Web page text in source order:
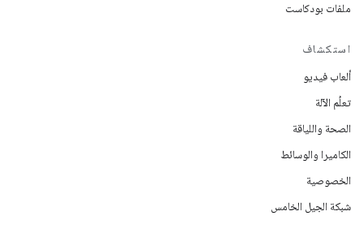
ملفات بودكاست
استكشاف
ألعاب فيديو
تعلُم الآلة
الصحة واللياقة
الكاميرا والوسائط
الخصوصية
شبكة الجيل الخامس